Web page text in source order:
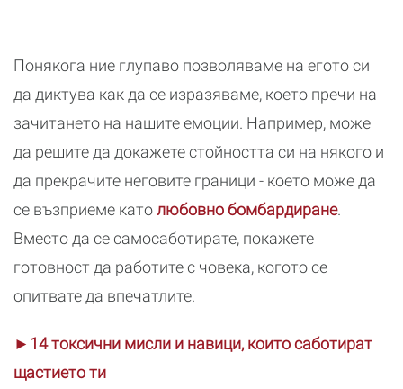
Понякога ние глупаво позволяваме на егото си
да диктува как да се изразяваме, което пречи на
зачитането на нашите емоции. Например, може
да решите да докажете стойността си на някого и
да прекрачите неговите граници - което може да
се възприеме католюбовно бомбардиране.
Вместо да се самосаботирате, покажете
готовност да работите с човека, когото се
опитвате да впечатлите.
►14 токсични мисли и навици, които саботират
щастието ти